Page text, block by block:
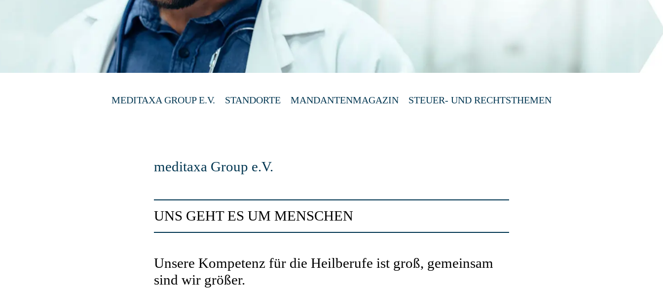
MEDITAXA GROUP E.V. STANDORTE MANDANTENMAGAZIN STEUER- UND RECHTSTHEMEN
meditaxa Group e.V.
UNS GEHT ES UM MENSCHEN
Unsere Kompetenz für die Heilberufe ist groß, gemeinsam
sind wir größer.